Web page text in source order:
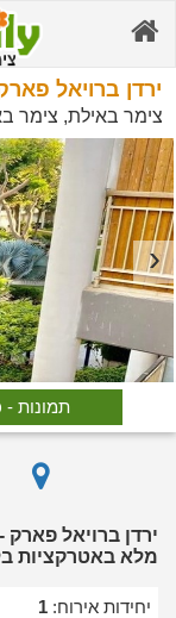
ירדן ברויאל
צימר באילת, צימר
תמונות -
ירדן ברויאל
מלא באטרקציות
יחידות אירוח: 1